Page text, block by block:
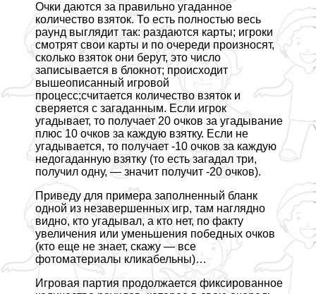
Очки даются за правильно угаданное
количество взяток. То есть полностью весь
раунд выглядит так: раздаются карты; игроки
смотрят свои карты и по очереди произносят,
сколько взяток они берут, это число
записывается в блокнот; происходит
вышеописанный игровой
процесс;считается количество взяток и
сверяется с загаданным. Если игрок
угадывает, то получает 20 очков за угадывание
плюс 10 очков за каждую взятку. Если не
угадывается, то получает -10 очков за каждую
недогаданную взятку (то есть загадал три,
получил одну, — значит получит -20 очков).
Приведу для примера заполненный бланк
одной из незавершенных игр, там наглядно
видно, кто угадывал, а кто нет, по факту
увеличения или уменьшения победных очков
(кто еще не знает, скажу — все
фотоматериалы кликабельны)…
Игровая партия продолжается фиксированное